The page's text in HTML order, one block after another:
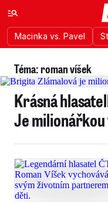
Macinka vs. Pavel
Téma: roman víšek
Krásná
Je